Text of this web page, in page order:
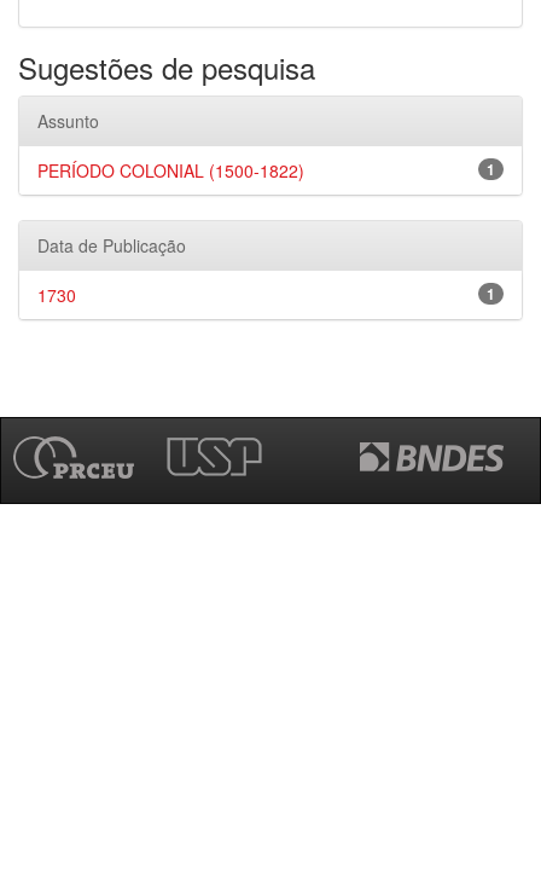
Sugestões de pesquisa
Assunto
1
PERÍODO COLONIAL (1500-1822)
Data de Publicação
1
1730